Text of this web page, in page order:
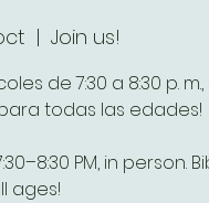
  |
Join us!
de 7:30 a 8:30 p.
todas las edades!
PM, in person.
ages!